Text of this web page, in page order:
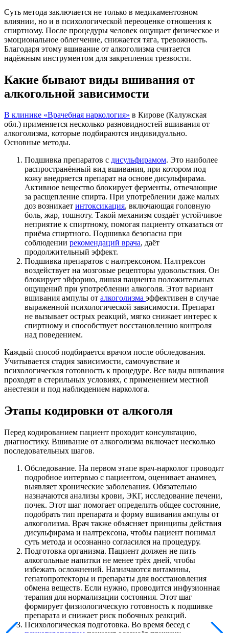
Суть метода заключается не только в медикаментозном
влиянии, но и в психологической переоценке отношения к
спиртному. После процедуры человек ощущает физическое и
эмоциональное облегчение, снижается тяга, тревожность.
Благодаря этому вшивание от алкоголизма считается
надёжным инструментом для закрепления трезвости.
Какие бывают виды вшивания от
алкогольной зависимости
В клинике «Врачебная наркология» в Кирове (Калужская
обл.) применяется несколько разновидностей вшивания от
алкоголизма, которые подбираются индивидуально.
Основные методы.
Подшивка препаратов с дисульфирамом. Это наиболее
распространённый вид вшивания, при котором под
кожу внедряется препарат на основе дисульфирама.
Активное вещество блокирует ферменты, отвечающие
за расщепление спирта. При употреблении даже малых
доз возникает интоксикация, включающая головную
боль, жар, тошноту. Такой механизм создаёт устойчивое
неприятие к спиртному, помогая пациенту отказаться от
приёма спиртного. Подшивка безопасна при
соблюдении рекомендаций врача, даёт
продолжительный эффект.
Подшивка препаратов с налтрексоном. Налтрексон
воздействует на мозговые рецепторы удовольствия. Он
блокирует эйфорию, лишая пациента положительных
ощущений при употреблении алкоголя. Этот вариант
вшивания ампулы от алкоголизма эффективен в случае
выраженной психологической зависимости. Препарат
не вызывает острых реакций, мягко снижает интерес к
спиртному и способствует восстановлению контроля
над поведением.
Каждый способ подбирается врачом после обследования.
Учитывается стадия зависимости, самочувствие и
психологическая готовность к процедуре. Все виды вшивания
проходят в стерильных условиях, с применением местной
анестезии и под наблюдением нарколога.
Этапы кодировки от алкоголя
Перед кодированием пациент проходит консультацию,
диагностику. Вшивание от алкоголизма включает несколько
последовательных шагов.
Обследование. На первом этапе врач-нарколог проводит
подробное интервью с пациентом, оценивает анамнез,
выявляет хронические заболевания. Обязательно
назначаются анализы крови, ЭКГ, исследование печени,
почек. Этот шаг помогает определить общее состояние,
подобрать тип препарата и форму вшивания ампулы от
алкоголизма. Врач также объясняет принципы действия
дисульфирама и налтрексона, чтобы пациент понимал
суть метода и осознанно согласился на процедуру.
Подготовка организма. Пациент должен не пить
алкогольные напитки не менее трёх дней, чтобы
избежать осложнений. Назначаются витамины,
гепатопротекторы и препараты для восстановления
обмена веществ. Если нужно, проводится инфузионная
терапия для нормализации состояния. Этот шаг
формирует физиологическую готовность к подшивке
препарата и снижает риск побочных реакций.
Психологическая подготовка. Во время бесед с